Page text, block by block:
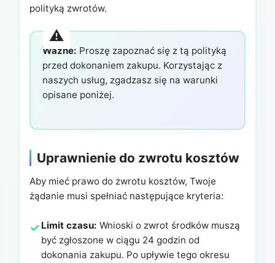
polityką zwrotów.
Ważne: Proszę zapoznać się z tą polityką
przed dokonaniem zakupu. Korzystając z
naszych usług, zgadzasz się na warunki
opisane poniżej.
Uprawnienie do zwrotu kosztów
Aby mieć prawo do zwrotu kosztów, Twoje
żądanie musi spełniać następujące kryteria:
Limit czasu: Wnioski o zwrot środków muszą
być zgłoszone w ciągu 24 godzin od
dokonania zakupu. Po upływie tego okresu